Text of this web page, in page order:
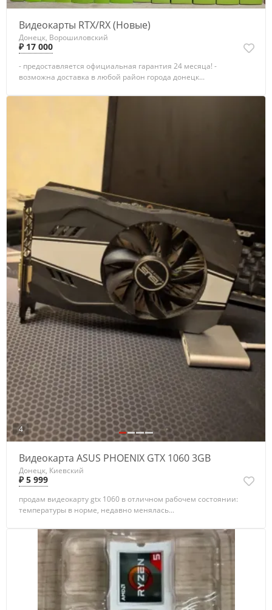
Видеокарты RTX/RX (Новые)
Донецк, Ворошиловский
₽ 17 000
- предоставляется официальная гарантия 24 месяца! -
возможна доставка в любой район города донецк...
4
Видеокарта ASUS PHOENIX GTX 1060 3GB
Донецк, Киевский
₽ 5 999
продам видеокарту gtx 1060 в отличном рабочем состоянии:
температуры в норме, недавно менялась...